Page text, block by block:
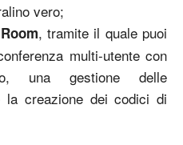
vero;
, tramite il quale puoi
multi-utente con
una gestione delle
la creazione dei codici di